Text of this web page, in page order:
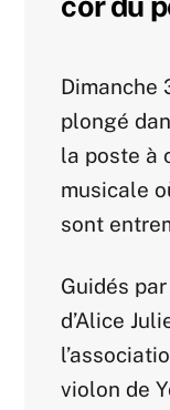
Dimanche
plongé
la poste à
musicale
sont
Guidés
d’Alice
violon de